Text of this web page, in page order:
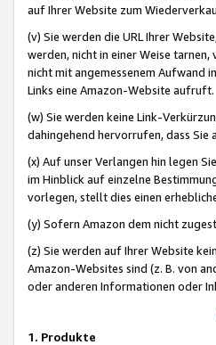
auf Ihrer Website zum
(v) Sie werden die URL Ihrer
werden, nicht in einer Weise
nicht mit angemessenem Aufwand
Links eine Amazon-Website aufruft.
(w) Sie werden keine Link-
dahingehend hervorrufen, dass
(x) Auf unser Verlangen hin legen
im Hinblick auf einzelne
vorlegen, stellt dies einen
(y) Sofern Amazon dem nicht
(z) Sie werden auf Ihrer Website
Amazon-Websites sind (z. B. von
oder anderen Informationen oder
1. Produkte